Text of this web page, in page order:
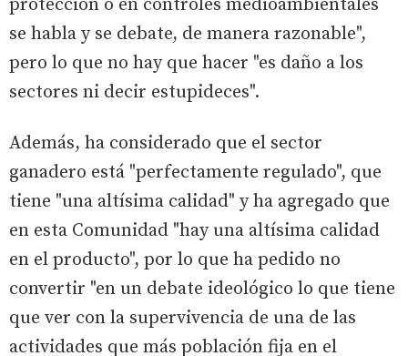
protección o en controles medioambientales
se habla y se debate, de manera razonable",
pero lo que no hay que hacer "es daño a los
sectores ni decir estupideces".
Además, ha considerado que el sector
ganadero está "perfectamente regulado", que
tiene "una altísima calidad" y ha agregado que
en esta Comunidad "hay una altísima calidad
en el producto", por lo que ha pedido no
convertir "en un debate ideológico lo que tiene
que ver con la supervivencia de una de las
actividades que más población fija en el